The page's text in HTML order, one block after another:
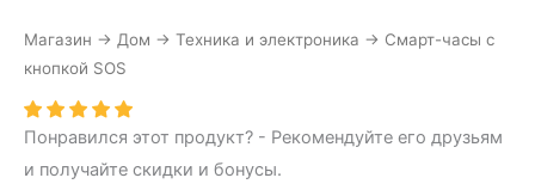
Магазин → Дом → Техника и электроника → Смарт-часы с
кнопкой SOS
Понравился этот продукт? - Рекомендуйте его друзьям
и получайте скидки и бонусы.